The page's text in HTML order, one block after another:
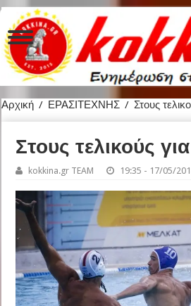
Αρχική / ΕΡΑΣΙΤΕΧΝΗΣ / Στους
Στους τελικούς
kokkina.gr TEAM 19:35 - 17/05/